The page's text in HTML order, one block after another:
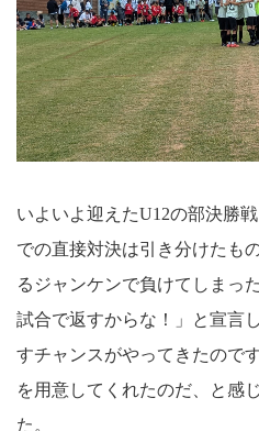
いよいよ迎えたU12の部決勝
での直接対決は引き分けたも
るジャンケンで負けてしまっ
試合で返すからな！」と宣言
すチャンスがやってきたので
を用意してくれたのだ、と感
た。